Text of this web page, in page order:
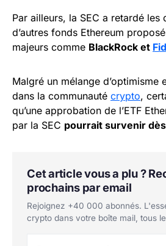
Par ailleurs, la SEC a retardé les
d’autres fonds Ethereum
majeurs comme BlackRock et
Malgré un mélange d’optimisme
dans la communauté crypto,
qu’une approbation de l’ETF
par la SEC pourrait survenir
Cet article vous a plu ?
prochains par email
Rejoignez +40 000 abonnés.
crypto dans votre boîte mail, tous